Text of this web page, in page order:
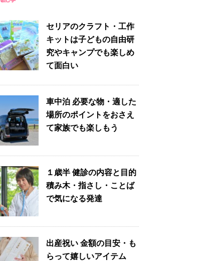
セリアのクラフト・工作
キットは子どもの自由研
究やキャンプでも楽しめ
て面白い
車中泊 必要な物・適した
場所のポイントをおさえ
て家族でも楽しもう
１歳半 健診の内容と目的
積み木・指さし・ことば
で気になる発達
出産祝い 金額の目安・も
らって嬉しいアイテム